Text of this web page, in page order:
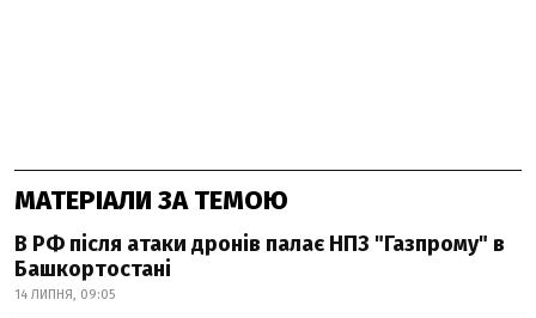
МАТЕРІАЛИ ЗА ТЕМОЮ
В РФ після атаки дронів палає НПЗ "Газпрому" в
Башкортостані
14 ЛИПНЯ, 09:05